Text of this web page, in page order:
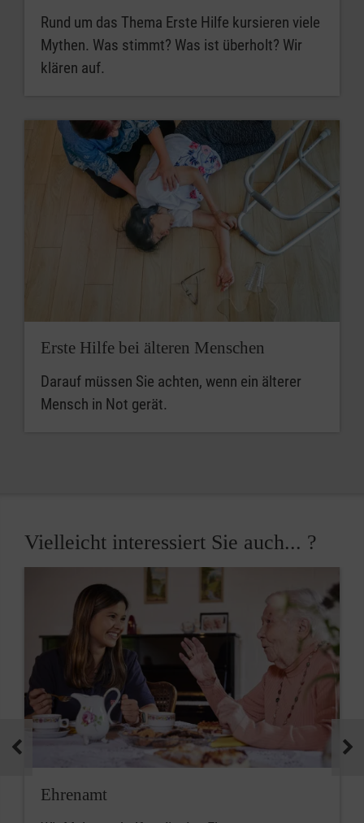
Rund um das Thema Erste Hilfe kursieren viele
Mythen. Was stimmt? Was ist überholt? Wir
klären auf.
Erste Hilfe bei älteren Menschen
Darauf müssen Sie achten, wenn ein älterer
Mensch in Not gerät.
Vielleicht interessiert Sie auch... ?
Ehrenamt